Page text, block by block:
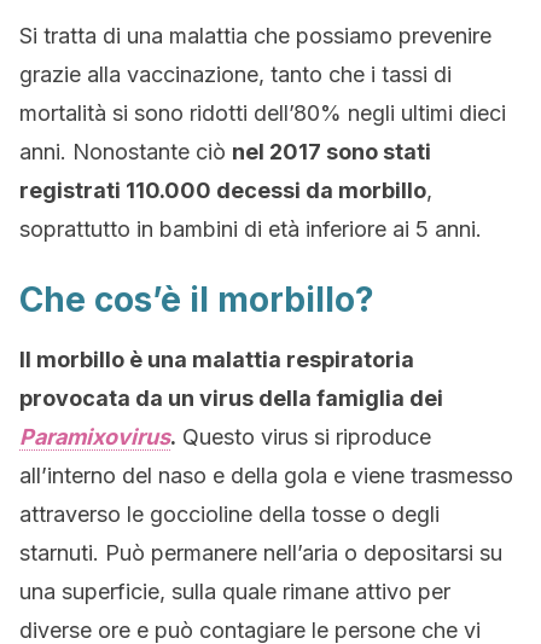
Si tratta di una malattia che possiamo prevenire
grazie alla vaccinazione, tanto che i tassi di
mortalità si sono ridotti dell’80% negli ultimi dieci
anni. Nonostante ciò nel 2017 sono stati
registrati 110.000 decessi da morbillo,
soprattutto in bambini di età inferiore ai 5 anni.
Che cos’è il morbillo?
Il morbillo è una malattia respiratoria
provocata da un virus della famiglia dei
Paramixovirus. Questo virus si riproduce
all’interno del naso e della gola e viene trasmesso
attraverso le goccioline della tosse o degli
starnuti. Può permanere nell’aria o depositarsi su
una superficie, sulla quale rimane attivo per
diverse ore e può contagiare le persone che vi